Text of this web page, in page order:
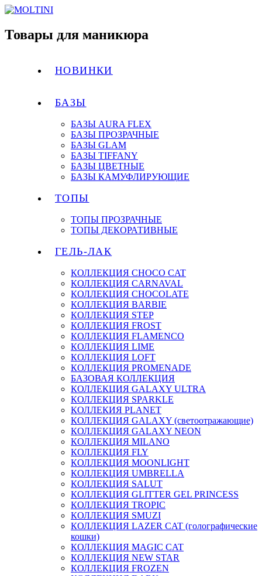
Товары для маникюра
НОВИНКИ
БАЗЫ
БАЗЫ AURA FLEX
БАЗЫ ПРОЗРАЧНЫЕ
БАЗЫ GLAM
БАЗЫ TIFFANY
БАЗЫ ЦВЕТНЫЕ
БАЗЫ КАМУФЛИРУЮЩИЕ
ТОПЫ
ТОПЫ ПРОЗРАЧНЫЕ
ТОПЫ ДЕКОРАТИВНЫЕ
ГЕЛЬ-ЛАК
КОЛЛЕКЦИЯ CHOCO CAT
КОЛЛЕКЦИЯ CARNAVAL
КОЛЛЕКЦИЯ CHOCOLATE
КОЛЛЕКЦИЯ BARBIE
КОЛЛЕКЦИЯ STEP
КОЛЛЕКЦИЯ FROST
КОЛЛЕКЦИЯ FLAMENCO
КОЛЛЕКЦИЯ LIME
КОЛЛЕКЦИЯ LOFT
КОЛЛЕКЦИЯ PROMENADE
БАЗОВАЯ КОЛЛЕКЦИЯ
КОЛЛЕКЦИЯ GALAXY ULTRA
КОЛЛЕКЦИЯ SPARKLE
КОЛЛЕКИЯ PLANET
КОЛЛЕКЦИЯ GALAXY (светоотражающие)
КОЛЛЕКЦИЯ GALAXY NEON
КОЛЛЕКЦИЯ MILANO
КОЛЛЕКЦИЯ FLY
КОЛЛЕКЦИЯ MOONLIGHT
КОЛЛЕКЦИЯ UMBRELLA
КОЛЛЕКЦИЯ SALUT
КОЛЛЕКЦИЯ GLITTER GEL PRINCESS
КОЛЛЕКЦИЯ TROPIC
КОЛЛЕКЦИЯ SMUZI
КОЛЛЕКЦИЯ LAZER CAT (голографические
кошки)
КОЛЛЕКЦИЯ MAGIC CAT
КОЛЛЕКЦИЯ NEW STAR
КОЛЛЕКЦИЯ FROZEN